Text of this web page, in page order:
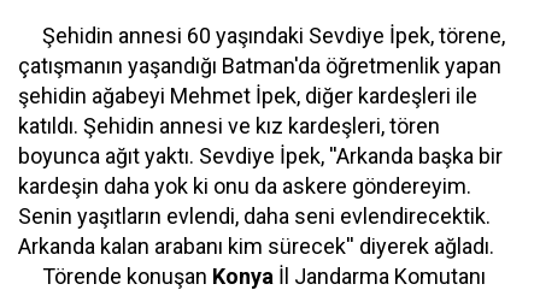
Şehidin annesi 60 yaşındaki Sevdiye İpek, törene,
çatışmanın yaşandığı Batman'da öğretmenlik yapan
şehidin ağabeyi Mehmet İpek, diğer kardeşleri ile
katıldı. Şehidin annesi ve kız kardeşleri, tören
boyunca ağıt yaktı. Sevdiye İpek, ''Arkanda başka bir
kardeşin daha yok ki onu da askere göndereyim.
Senin yaşıtların evlendi, daha seni evlendirecektik.
Arkanda kalan arabanı kim sürecek'' diyerek ağladı.
Törende konuşan Konya İl Jandarma Komutanı